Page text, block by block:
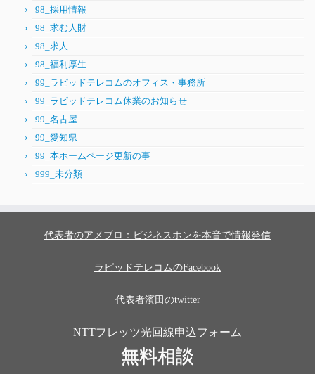
98_採用情報
98_求む人財
98_求人
98_福利厚生
99_ラピッドテレコムのオフィス・事務所
99_ラピッドテレコム休業のお知らせ
99_名古屋
99_愛知県
99_本ホームページ更新の事
999_未分類
代表者のアメブロ：ビジネスホンを本音で情報発信
ラピッドテレコムのFacebook
代表者濱田のtwitter
NTTフレッツ光回線申込フォーム
無料相談